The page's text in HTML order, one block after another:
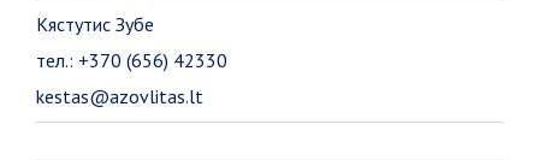
Кястутис Зубе
тел.: +370 (656) 42330
kestas@azovlitas.lt